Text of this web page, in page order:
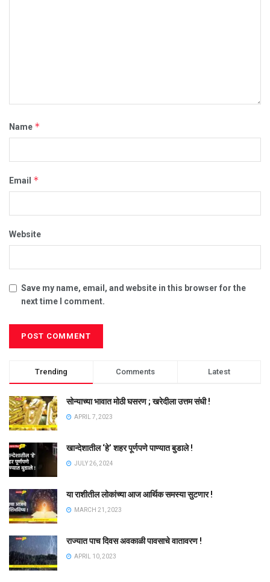
Name *
Email *
Website
Save my name, email, and website in this browser for the
next time I comment.
Trending Comments Latest
सोन्याच्या भावात मोठी घसरण ; खरेदीला उत्तम संधी !
APRIL 7, 2023
खान्देशातील ‘हे’ शहर पूर्णपणे पाण्यात बुडाले !
JULY 26, 2024
या राशीतील लोकांच्या आज आर्थिक समस्या सुटणार !
MARCH 21, 2023
राज्यात पाच दिवस अवकाळी पावसाचे वातावरण !
APRIL 10, 2023